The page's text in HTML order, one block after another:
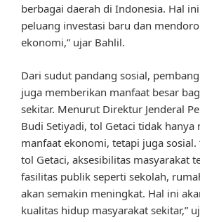
berbagai daerah di Indonesia. Hal
peluang investasi baru dan
ekonomi,” ujar Bahlil.
Dari sudut pandang sosial,
juga memberikan manfaat besar
sekitar. Menurut Direktur Jenderal
Budi Setiyadi, tol Getaci tidak hanya
manfaat ekonomi, tetapi juga sosial.
tol Getaci, aksesibilitas masyarakat
fasilitas publik seperti sekolah,
akan semakin meningkat. Hal ini
kualitas hidup masyarakat sekitar,”